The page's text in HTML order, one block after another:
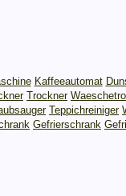
Kaffeeautomat
Trockner
Teppichreiniger
Gefrierschrank